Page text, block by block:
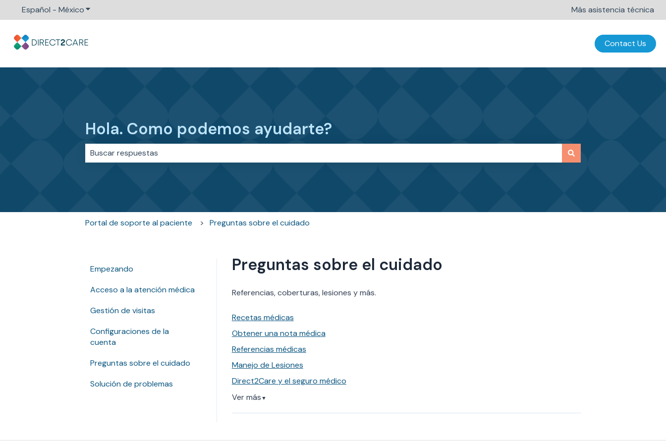
Español - MéxicoTraducciones de Mostrar submenú para Más asistencia técnica
Contact Us
Hola. Como podemos ayudarte?
Portal de soporte al paciente Preguntas sobre el cuidado
Preguntas sobre el cuidado
Referencias, coberturas, lesiones y más.
Recetas médicas
Obtener una nota médica
Referencias médicas
Manejo de Lesiones
Direct2Care y el seguro médico
Ver más ▼
Empezando
Acceso a la atención médica
Gestión de visitas
Configuraciones de la
cuenta
Preguntas sobre el cuidado
Solución de problemas